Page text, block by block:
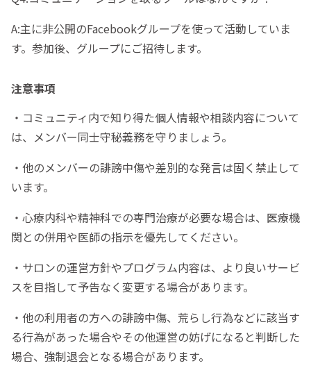
A:主に非公開のFacebookグループを使って活動していま
す。参加後、グループにご招待します。
注意事項
・コミュニティ内で知り得た個人情報や相談内容について
は、メンバー同士守秘義務を守りましょう。
・他のメンバーの誹謗中傷や差別的な発言は固く禁止して
います。
・心療内科や精神科での専門治療が必要な場合は、医療機
関との併用や医師の指示を優先してください。
・サロンの運営方針やプログラム内容は、より良いサービ
スを目指して予告なく変更する場合があります。
・他の利用者の方への誹謗中傷、荒らし行為などに該当す
る行為があった場合やその他運営の妨げになると判断した
場合、強制退会となる場合があります。